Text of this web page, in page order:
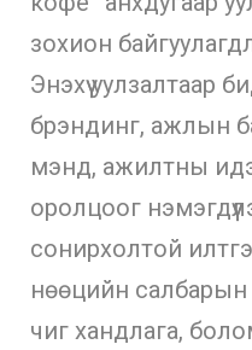
зохион
Энэхүү уулзалтаар
брэндинг, ажлын
мэнд, ажилтны
оролцоог
сонирхолтой
нөөцийн
чиг хандлага,